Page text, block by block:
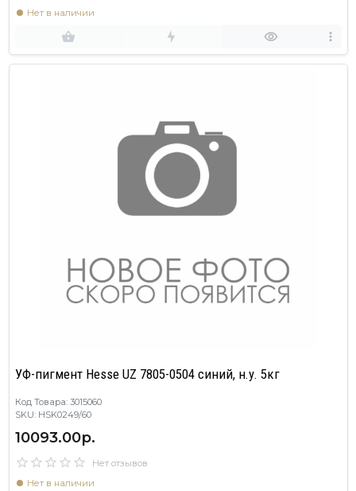
Нет в наличии
УФ-пигмент Hesse UZ 7805-0504 синий, н.у. 5кг
Код Товара: 3015060
SKU: HSK0249/60
10093.00р.
Нет отзывов
Нет в наличии